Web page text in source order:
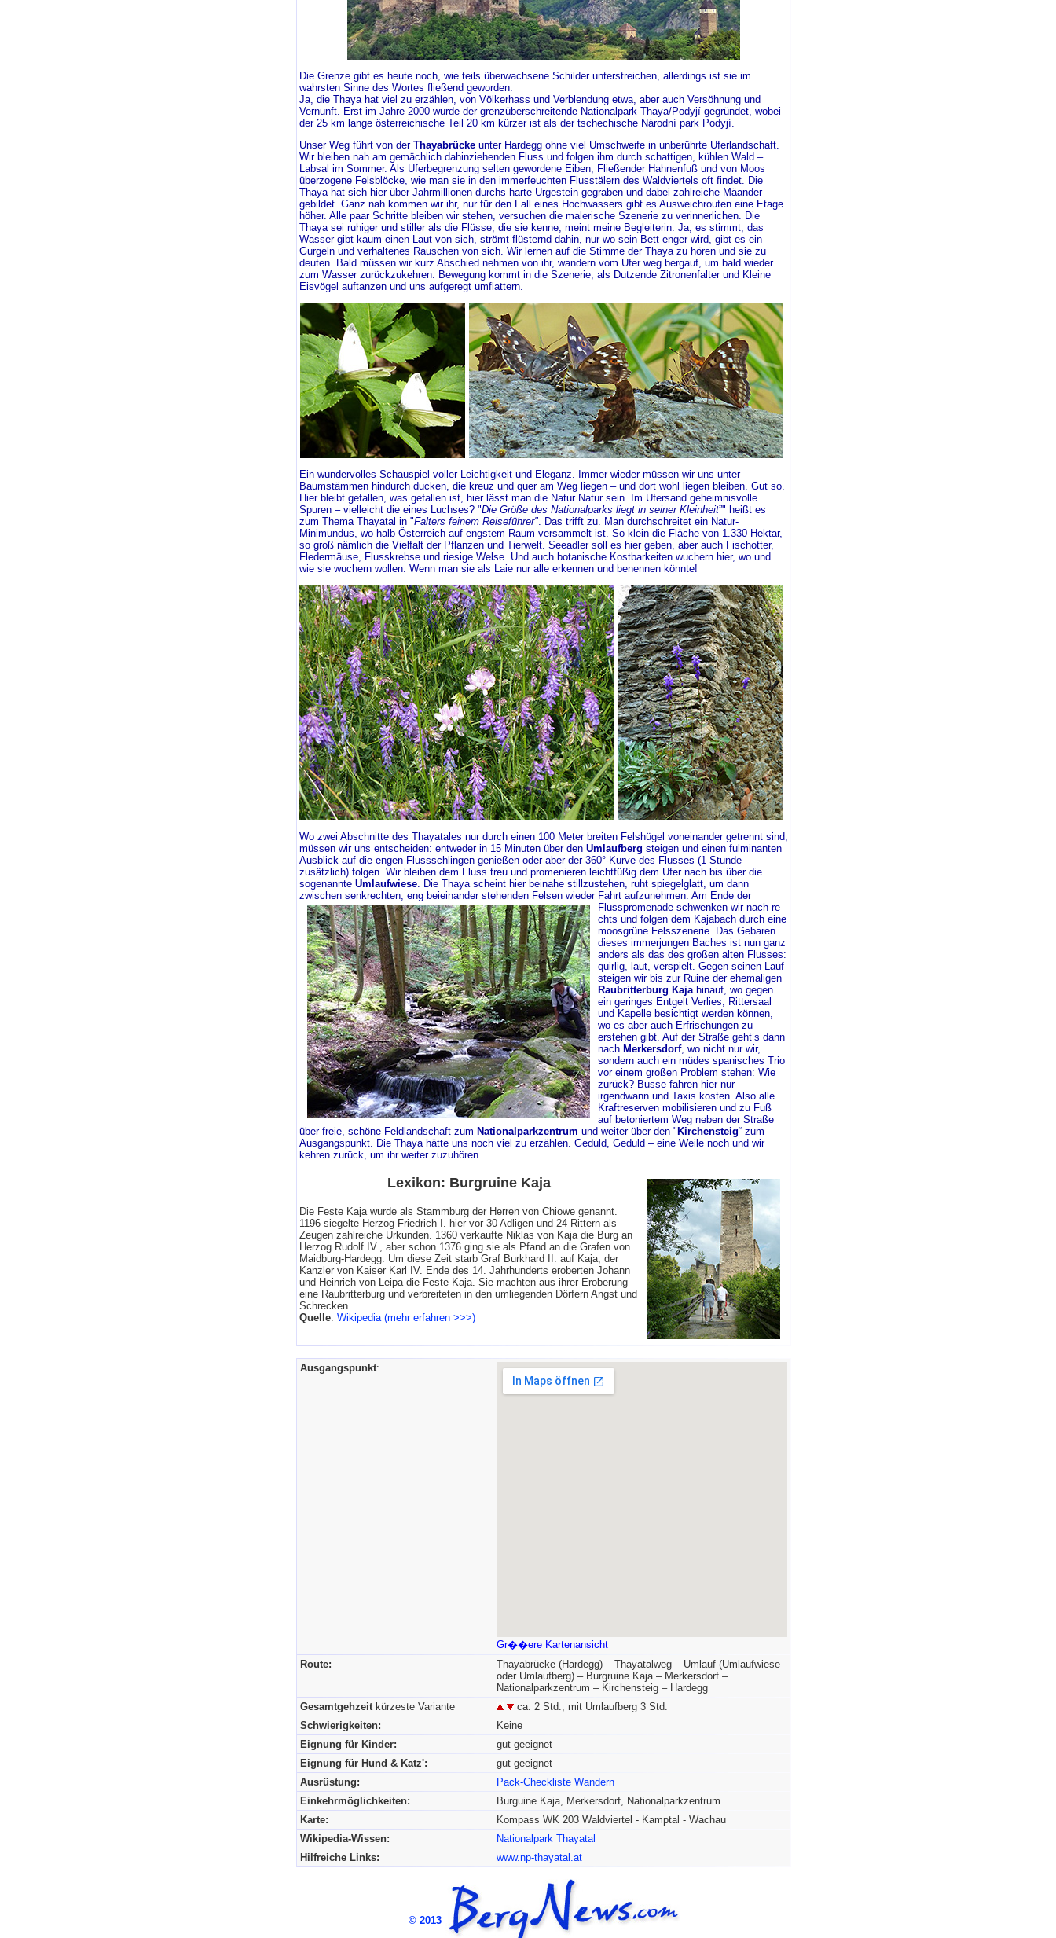
Die Grenze gibt es heute noch, wie teils überwachsene Schilder unterstreichen, allerdings ist sie im
wahrsten Sinne des Wortes fließend geworden.
Ja, die Thaya hat viel zu erzählen, von Völkerhass und Verblendung etwa, aber auch Versöhnung und
Vernunft. Erst im Jahre 2000 wurde der grenzüberschreitende Nationalpark Thaya/Podyjí gegründet, wobei
der 25 km lange österreichische Teil 20 km kürzer ist als der tschechische Národní park Podyjí.
Unser Weg führt von der Thayabrücke unter Hardegg ohne viel Umschweife in unberührte Uferlandschaft.
Wir bleiben nah am gemächlich dahinziehenden Fluss und folgen ihm durch schattigen, kühlen Wald –
Labsal im Sommer. Als Uferbegrenzung selten gewordene Eiben, Fließender Hahnenfuß und von Moos
überzogene Felsblöcke, wie man sie in den immerfeuchten Flusstälern des Waldviertels oft findet. Die
Thaya hat sich hier über Jahrmillionen durchs harte Urgestein gegraben und dabei zahlreiche Mäander
gebildet. Ganz nah kommen wir ihr, nur für den Fall eines Hochwassers gibt es Ausweichrouten eine Etage
höher. Alle paar Schritte bleiben wir stehen, versuchen die malerische Szenerie zu verinnerlichen. Die
Thaya sei ruhiger und stiller als die Flüsse, die sie kenne, meint meine Begleiterin. Ja, es stimmt, das
Wasser gibt kaum einen Laut von sich, strömt flüsternd dahin, nur wo sein Bett enger wird, gibt es ein
Gurgeln und verhaltenes Rauschen von sich. Wir lernen auf die Stimme der Thaya zu hören und sie zu
deuten. Bald müssen wir kurz Abschied nehmen von ihr, wandern vom Ufer weg bergauf, um bald wieder
zum Wasser zurückzukehren. Bewegung kommt in die Szenerie, als Dutzende Zitronenfalter und Kleine
Eisvögel auftanzen und uns aufgeregt umflattern.
Ein wundervolles Schauspiel voller Leichtigkeit und Eleganz. Immer wieder müssen wir uns unter
Baumstämmen hindurch ducken, die kreuz und quer am Weg liegen – und dort wohl liegen bleiben. Gut so.
Hier bleibt gefallen, was gefallen ist, hier lässt man die Natur Natur sein. Im Ufersand geheimnisvolle
Spuren – vielleicht die eines Luchses? "Die Größe des Nationalparks liegt in seiner Kleinheit”" heißt es
zum Thema Thayatal in "Falters feinem Reiseführer". Das trifft zu. Man durchschreitet ein Natur-
Minimundus, wo halb Österreich auf engstem Raum versammelt ist. So klein die Fläche von 1.330 Hektar,
so groß nämlich die Vielfalt der Pflanzen und Tierwelt. Seeadler soll es hier geben, aber auch Fischotter,
Fledermäuse, Flusskrebse und riesige Welse. Und auch botanische Kostbarkeiten wuchern hier, wo und
wie sie wuchern wollen. Wenn man sie als Laie nur alle erkennen und benennen könnte!
Wo zwei Abschnitte des Thayatales nur durch einen 100 Meter breiten Felshügel voneinander getrennt sind,
müssen wir uns entscheiden: entweder in 15 Minuten über den Umlaufberg steigen und einen fulminanten
Ausblick auf die engen Flussschlingen genießen oder aber der 360°-Kurve des Flusses (1 Stunde
zusätzlich) folgen. Wir bleiben dem Fluss treu und promenieren leichtfüßig dem Ufer nach bis über die
sogenannte Umlaufwiese. Die Thaya scheint hier beinahe stillzustehen, ruht spiegelglatt, um dann
zwischen senkrechten, eng beieinander stehenden Felsen wieder Fahrt aufzunehmen. Am Ende der
Flusspromenade schwenken wir nach re
chts und folgen dem Kajabach durch eine
moosgrüne Felsszenerie. Das Gebaren
dieses immerjungen Baches ist nun ganz
anders als das des großen alten Flusses:
quirlig, laut, verspielt. Gegen seinen Lauf
steigen wir bis zur Ruine der ehemaligen
Raubritterburg Kajahinauf, wo gegen
ein geringes Entgelt Verlies, Rittersaal
und Kapelle besichtigt werden können,
wo es aber auch Erfrischungen zu
erstehen gibt. Auf der Straße geht’s dann
nach Merkersdorf, wo nicht nur wir,
sondern auch ein müdes spanisches Trio
vor einem großen Problem stehen: Wie
zurück? Busse fahren hier nur
irgendwann und Taxis kosten. Also alle
Kraftreserven mobilisieren und zu Fuß
auf betoniertem Weg neben der Straße
über freie, schöne Feldlandschaft zum Nationalparkzentrum und weiter über den " Kirchensteig“ zum
Ausgangspunkt. Die Thaya hätte uns noch viel zu erzählen. Geduld, Geduld – eine Weile noch und wir
kehren zurück, um ihr weiter zuzuhören.
Lexikon: Burgruine Kaja
Die Feste Kaja wurde als Stammburg der Herren von Chiowe genannt.
1196 siegelte Herzog Friedrich I. hier vor 30 Adligen und 24 Rittern als
Zeugen zahlreiche Urkunden. 1360 verkaufte Niklas von Kaja die Burg an
Herzog Rudolf IV., aber schon 1376 ging sie als Pfand an die Grafen von
Maidburg-Hardegg. Um diese Zeit starb Graf Burkhard II. auf Kaja, der
Kanzler von Kaiser Karl IV. Ende des 14. Jahrhunderts eroberten Johann
und Heinrich von Leipa die Feste Kaja. Sie machten aus ihrer Eroberung
eine Raubritterburg und verbreiteten in den umliegenden Dörfern Angst und
Schrecken ...
Quelle: Wikipedia (mehr erfahren >>>)
Ausgangspunkt:
Gr��ere Kartenansicht
Route:
Thayabrücke (Hardegg) – Thayatalweg – Umlauf (Umlaufwiese
oder Umlaufberg) – Burgruine Kaja – Merkersdorf –
Nationalparkzentrum – Kirchensteig – Hardegg
Gesamtgehzeitkürzeste Variante
ca. 2 Std., mit Umlaufberg 3 Std.
Schwierigkeiten:
Keine
Eignung für Kinder:
gut geeignet
Eignung für Hund & Katz':
gut geeignet
Ausrüstung:
Pack-Checkliste Wandern
Einkehrmöglichkeiten:
Burguine Kaja, Merkersdorf, Nationalparkzentrum
Karte:
Kompass WK 203 Waldviertel - Kamptal - Wachau
Wikipedia-Wissen:
Nationalpark Thayatal
Hilfreiche Links:
www.np-thayatal.at
© 2013